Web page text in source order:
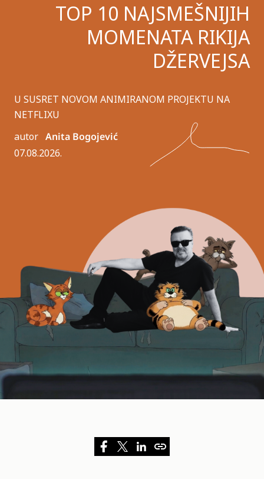
TOP 10 NAJSMEŠNIJIH
MOMENATA RIKIJA
DŽERVEJSA
U SUSRET NOVOM ANIMIRANOM PROJEKTU NA
NETFLIXU
autor Anita Bogojević
07.08.2026.